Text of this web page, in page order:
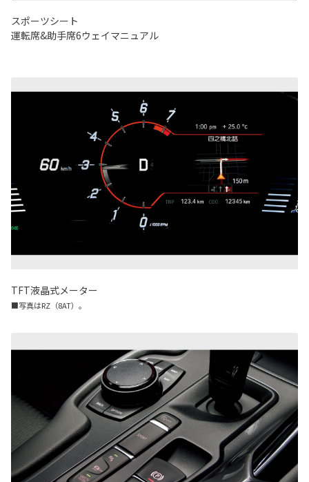
スポーツシート
運転席&助手席6ウェイマニュアル
TFT液晶式メーター
■写真はRZ（8AT）。